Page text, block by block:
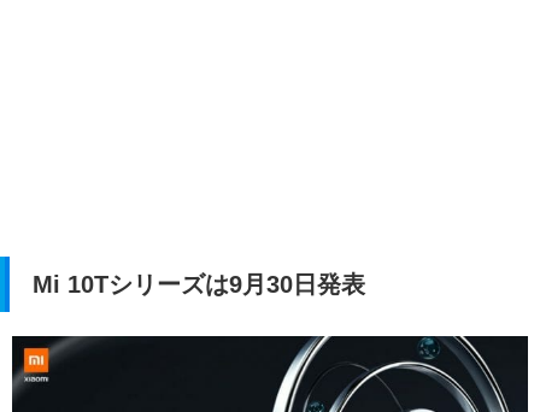
Mi 10Tシリーズは9月30日発表